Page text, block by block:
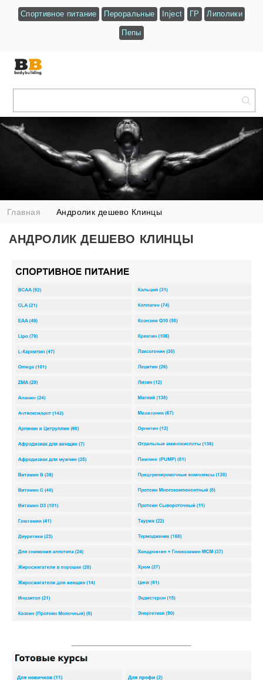
Спортивное питание Пероральные Inject ГР Липолики
Пепы
Главная Андролик дешево Клинцы
АНДРОЛИК ДЕШЕВО КЛИНЦЫ